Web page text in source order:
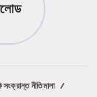
সংক্রান্ত নীতিমালা /